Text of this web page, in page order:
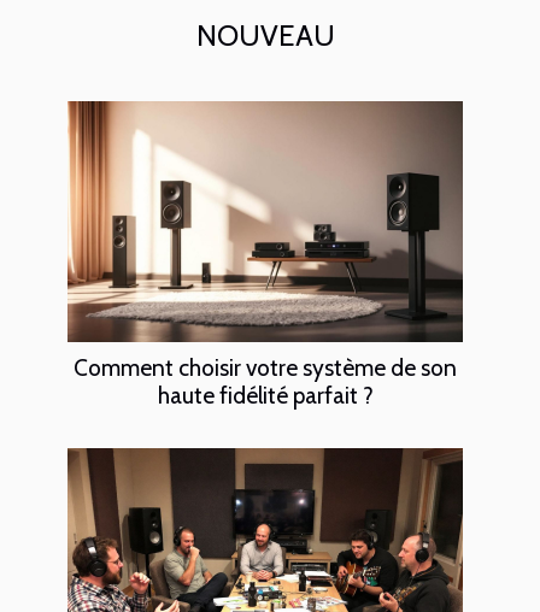
NOUVEAU
Comment choisir votre système de son
haute fidélité parfait ?